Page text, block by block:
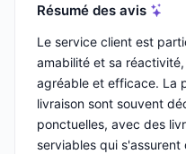
Résumé des avis
Le service client est
amabilité et sa
agréable et efficace. La
livraison sont souvent
ponctuelles, avec des
serviables qui